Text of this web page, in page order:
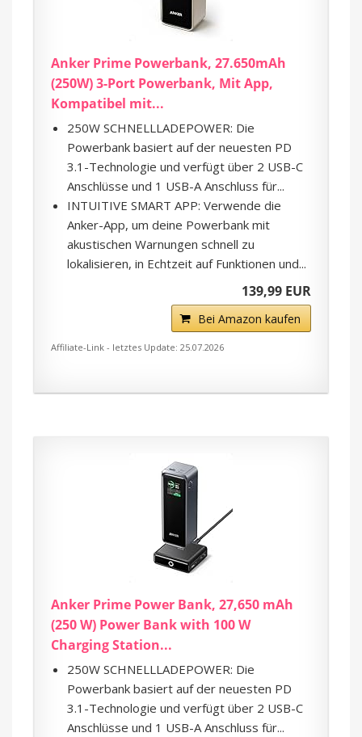
Anker Prime Powerbank, 27.650mAh
(250W) 3-Port Powerbank, Mit App,
Kompatibel mit...
250W SCHNELLLADEPOWER: Die
Powerbank basiert auf der neuesten PD
3.1-Technologie und verfügt über 2 USB-C
Anschlüsse und 1 USB-A Anschluss für...
INTUITIVE SMART APP: Verwende die
Anker-App, um deine Powerbank mit
akustischen Warnungen schnell zu
lokalisieren, in Echtzeit auf Funktionen und...
139,99 EUR
Bei Amazon kaufen
Affiliate-Link - letztes Update: 25.07.2026
Anker Prime Power Bank, 27,650 mAh
(250 W) Power Bank with 100 W
Charging Station...
250W SCHNELLLADEPOWER: Die
Powerbank basiert auf der neuesten PD
3.1-Technologie und verfügt über 2 USB-C
Anschlüsse und 1 USB-A Anschluss für...